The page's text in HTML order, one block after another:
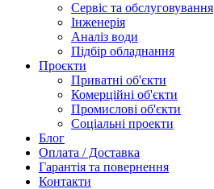
Сервіс та обслуговування
Інженерія
Аналіз води
Підбір обладнання
Проєкти
Приватні об'єкти
Комерційні об'єкти
Промислові об'єкти
Соціальні проекти
Блог
Оплата / Доставка
Гарантія та повернення
Контакти